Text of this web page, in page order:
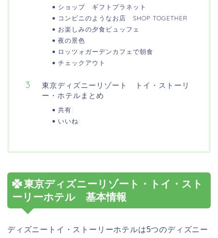
ショップ ギフトプラネット
コンビニのようなお店 SHOP TOGETHER
お楽しみの夕食ビュッフェ
夜の景色
ロッツォガーデンカフェで朝食
チェックアウト
東京ディズニーリゾート トイ・ストーリ
ー・ホテルまとめ
共有:
いいね:
東京ディズニーリゾート・トイ・スト
ーリーホテル 基本情報
ディズニートイ・ストーリーホテルは5つのディズニー